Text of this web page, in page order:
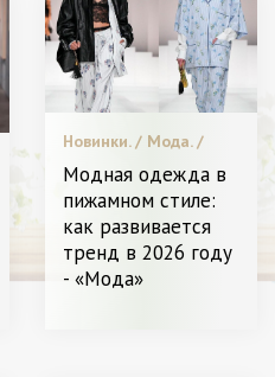
Новинки. / Мода. /
Звездный стиль. /
Уход за лицом и
телом. / Я Женщина -
Разное
Модная одежда в
пижамном стиле:
как развивается
тренд в 2026 году
- «Мода»